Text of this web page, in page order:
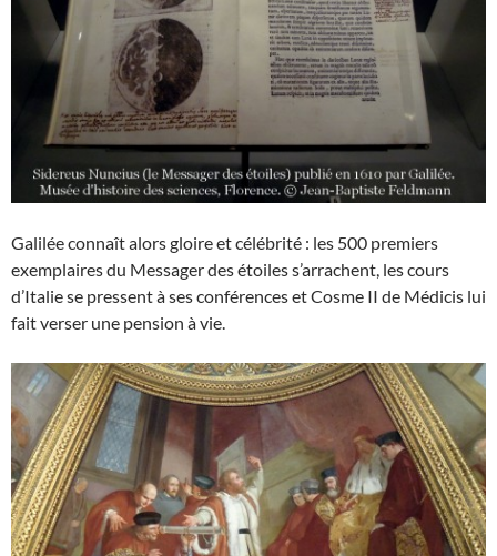
Galilée connaît alors gloire et célébrité : les 500 premiers
exemplaires du Messager des étoiles s’arrachent, les cours
d’Italie se pressent à ses conférences et Cosme II de Médicis lui
fait verser une pension à vie.